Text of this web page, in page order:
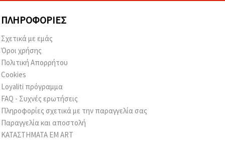
ΠΛΗΡΟΦΟΡΊΕΣ
Σχετικά με εμάς
Όροι χρήσης
Πολιτική Απορρήτου
Cookies
Loyaliti πρόγραμμα
FAQ - Συχνές ερωτήσεις
Πληροφορίες σχετικά με την παραγγελία σας
Παραγγελία και αποστολή
ΚΑΤΑΣΤΗΜΑΤΑ EM ART